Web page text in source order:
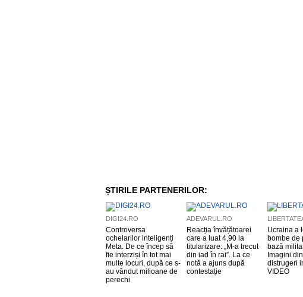
ȘTIRILE PARTENERILOR:
DIGI24.RO
Controversa
ochelarilor inteligenți
Meta. De ce încep să
fie interziși în tot mai
multe locuri, după ce s-
au vândut milioane de
perechi
ADEVARUL.RO
Reacția învățătoarei
care a luat 4,90 la
titularizare: „M-a trecut
din iad în rai”. La ce
notă a ajuns după
contestație
Ucraina a
bombe de
bază
Imagini
distrugeri
VIDEO